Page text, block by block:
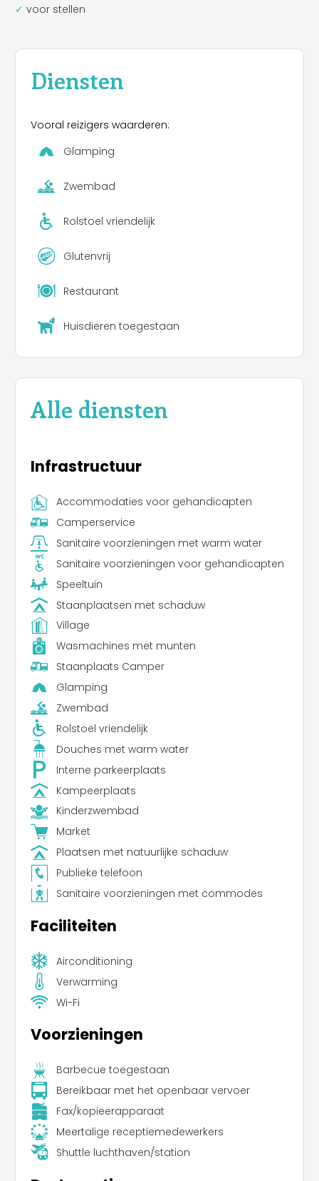
voor stellen
Diensten
Vooral reizigers waarderen:
Glamping
Zwembad
Rolstoel vriendelijk
Glutenvrij
Restaurant
Huisdieren toegestaan
Alle diensten
Infrastructuur
Accommodaties voor gehandicapten
Camperservice
Sanitaire voorzieningen met warm water
Sanitaire voorzieningen voor gehandicapten
Speeltuin
Staanplaatsen met schaduw
Village
Wasmachines met munten
Staanplaats Camper
Glamping
Zwembad
Rolstoel vriendelijk
Douches met warm water
Interne parkeerplaats
Kampeerplaats
Kinderzwembad
Market
Plaatsen met natuurlijke schaduw
Publieke telefoon
Sanitaire voorzieningen met commodes
Faciliteiten
Airconditioning
Verwarming
Wi-Fi
Voorzieningen
Barbecue toegestaan
Bereikbaar met het openbaar vervoer
Fax/kopieerapparaat
Meertalige receptiemedewerkers
Shuttle luchthaven/station